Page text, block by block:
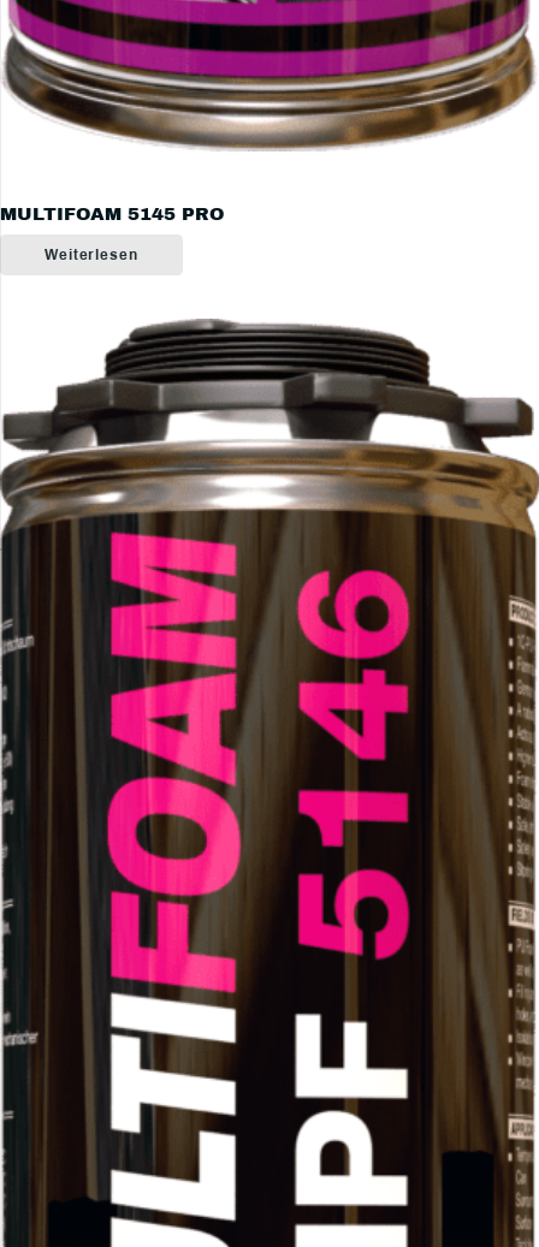
MULTIFOAM 5145 PRO
Weiterlesen